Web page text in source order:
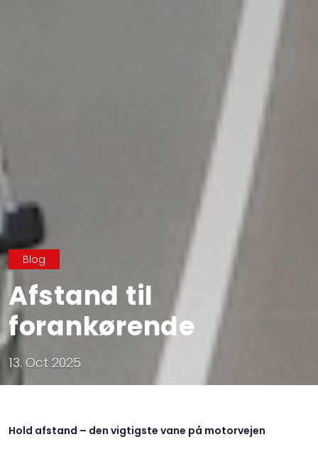
Blog
Afstand til
forankørende
13. Oct 2025
Hold afstand – den vigtigste vane på motorvejen